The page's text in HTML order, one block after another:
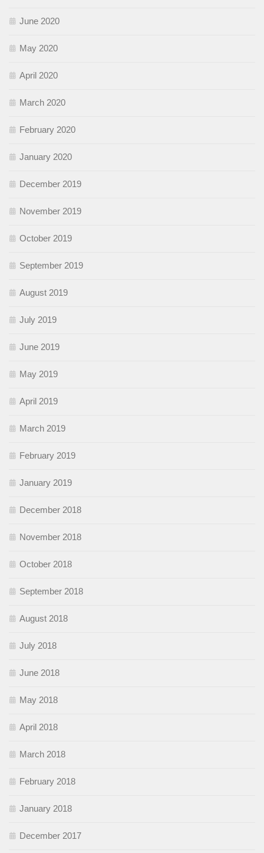
June 2020
May 2020
April 2020
March 2020
February 2020
January 2020
December 2019
November 2019
October 2019
September 2019
August 2019
July 2019
June 2019
May 2019
April 2019
March 2019
February 2019
January 2019
December 2018
November 2018
October 2018
September 2018
August 2018
July 2018
June 2018
May 2018
April 2018
March 2018
February 2018
January 2018
December 2017